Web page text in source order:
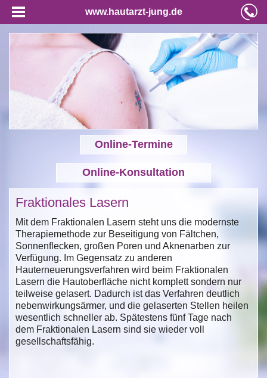
www.hautarzt-jung.de
Online-Termine
Online-Konsultation
Fraktionales Lasern
Mit dem Fraktionalen Lasern steht uns die modernste
Therapiemethode zur Beseitigung von Fältchen,
Sonnenflecken, großen Poren und Aknenarben zur
Verfügung. Im Gegensatz zu anderen
Hauterneuerungsverfahren wird beim Fraktionalen
Lasern die Hautoberfläche nicht komplett sondern nur
teilweise gelasert. Dadurch ist das Verfahren deutlich
nebenwirkungsärmer, und die gelaserten Stellen heilen
wesentlich schneller ab. Spätestens fünf Tage nach
dem Fraktionalen Lasern sind sie wieder voll
gesellschaftsfähig.